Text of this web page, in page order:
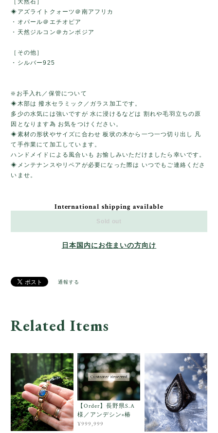
［天然石］
◈アズライトクォーツ＠南アフリカ
・オパール＠エチオピア
・天然ジルコン＠カンボジア
［その他］
・シルバー925
❇️お手入れ／保管について
◈木部は 撥水セラミック／ガラス加工です。
多少の水気には強いですが 水に浸けるなどは 割れや毛羽立ちの原
因となります為 お気をつけください。
◈素材の形状やサイズに合わせ 板状の木から一つ一つ切り出し 凡
て手作業にて加工しています。
ハンドメイドによる風合いも お愉しみいただけましたら幸いです。
◈メンテナンスやリペアが必要になった際は いつでもご連絡くださ
いませ。
International shipping available
Sold out
日本国内にお住まいの方向け
通報する
Related Items
【Order】長野県S.A
様／アンデシン×椿
¥999,999